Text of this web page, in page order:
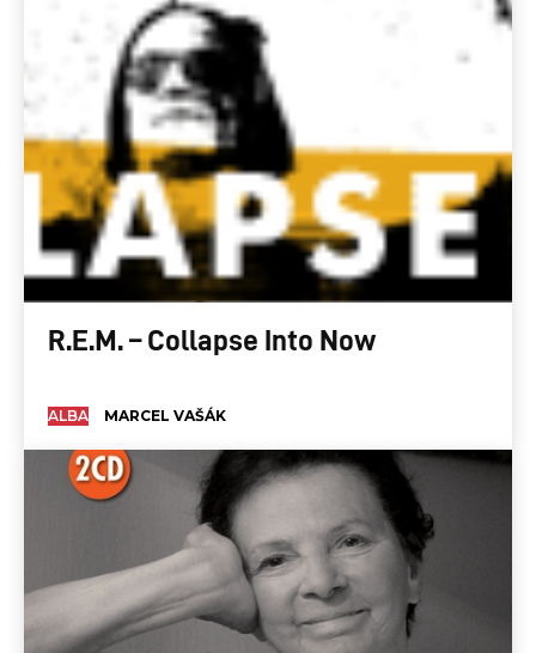
R.E.M. – Collapse Into Now
ALBA MARCEL VAŠÁK